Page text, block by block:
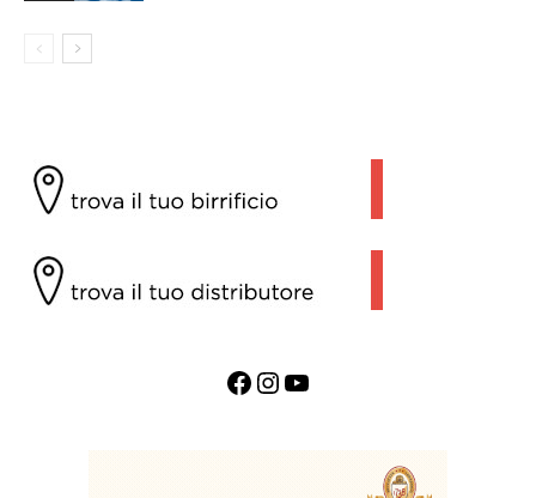
Facebook InstagramYouTube